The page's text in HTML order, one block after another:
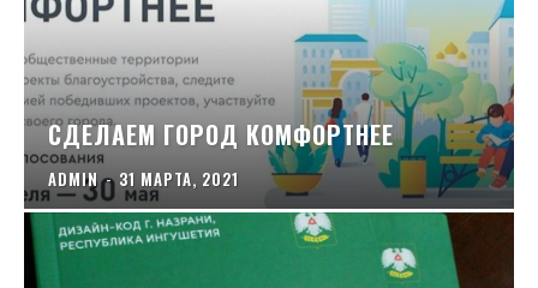
СДЕЛАЕМ ГОРОД КОМФОРТНЕЕ
ADMIN - 31 МАРТА, 2021